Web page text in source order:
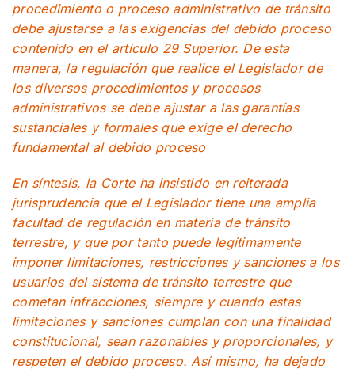
procedimiento o proceso administrativo de tránsito
debe ajustarse a las exigencias del debido proceso
contenido en el artículo 29 Superior. De esta
manera, la regulación que realice el Legislador de
los diversos procedimientos y procesos
administrativos se debe ajustar a las garantías
sustanciales y formales que exige el derecho
fundamental al debido proceso
En síntesis, la Corte ha insistido en reiterada
jurisprudencia que el Legislador tiene una amplia
facultad de regulación en materia de tránsito
terrestre, y que por tanto puede legítimamente
imponer limitaciones, restricciones y sanciones a los
usuarios del sistema de tránsito terrestre que
cometan infracciones, siempre y cuando estas
limitaciones y sanciones cumplan con una finalidad
constitucional, sean razonables y proporcionales, y
respeten el debido proceso. Así mismo, ha dejado